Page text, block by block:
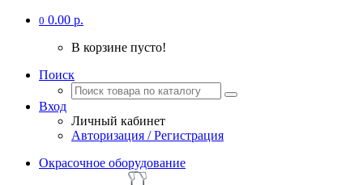
0 0.00 р.
В корзине пусто!
Поиск
Вход
Личный кабинет
Авторизация / Регистрация
Окрасочное оборудование